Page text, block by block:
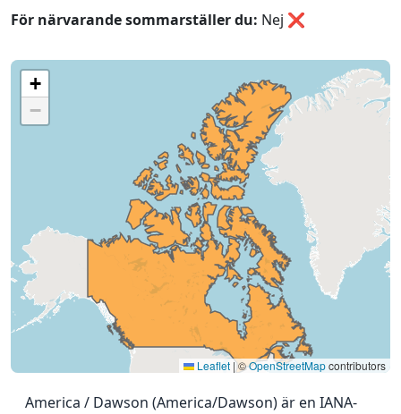
För närvarande sommarställer du: Nej ❌
+
−
Leaflet |©OpenStreetMapcontributors
America / Dawson (America/Dawson) är en IANA-